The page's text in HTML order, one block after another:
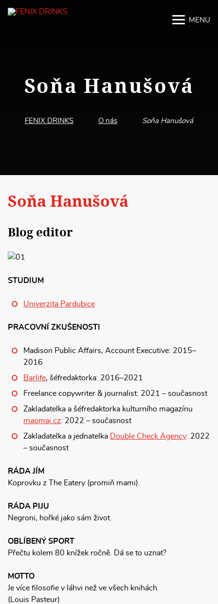
MENU
Soňa Hanušová
FENIX DRINKS O nás Soňa Hanušová
Soňa Hanušová
Blog editor
STUDIUM
Univerzita Pardubice
PRACOVNÍ ZKUŠENOSTI
Madison Public Affairs, Account Executive: 2015–
2016
Barlife, šéfredaktorka: 2016–2021
Freelance copywriter & journalist: 2021 – současnost
Zakladatelka a šéfredaktorka kulturního magazínu
maomai.cz: 2022 – současnost
Zakladatelka a jednatelka
Double Check Agency: 2022
– současnost
RÁDA JÍM
Koprovku z The Eatery (promiň mami).
RÁDA PIJU
Negroni, hořké jako sám život.
OBLÍBENÝ SPORT
Přečtu kolem 80 knížek ročně. Dá se to uznat?
MOTTO
Je více filosofie v láhvi než ve všech knihách.
(Louis Pasteur)